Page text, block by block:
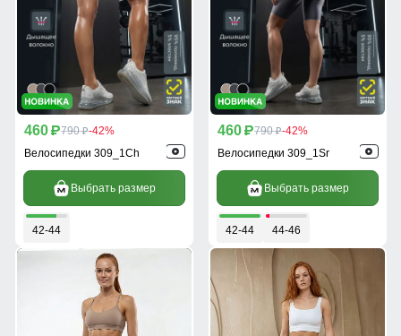
460 p790 p-42%
Велосипедки 309_1Ch
Выбрать размер
42-44
460 p790 p-42%
Велосипедки 309_1Sr
Выбрать размер
42-44 44-46